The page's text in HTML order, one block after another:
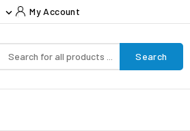
 My Account
Search